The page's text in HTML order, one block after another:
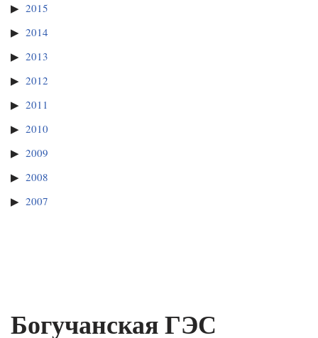
2015
2014
2013
2012
2011
2010
2009
2008
2007
Богучанская ГЭС